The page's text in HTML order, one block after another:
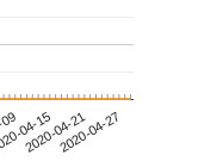
04-15
2020-04-212020-04-27